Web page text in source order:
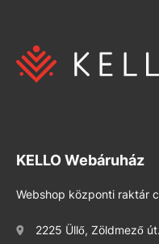
KELLO Webáruház
Webshop központi raktár
2225 Üllő, Zöldmező